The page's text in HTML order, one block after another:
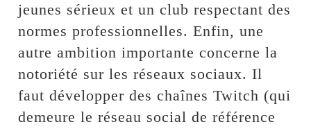
jeunes sérieux et un club respectant des
normes professionnelles. Enfin, une
autre ambition importante concerne la
notoriété sur les réseaux sociaux. Il
faut développer des chaînes Twitch (qui
demeure le réseau social de référence